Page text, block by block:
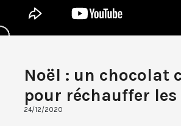
Noël : un chocolat
pour réchauffer les
24/12/2020